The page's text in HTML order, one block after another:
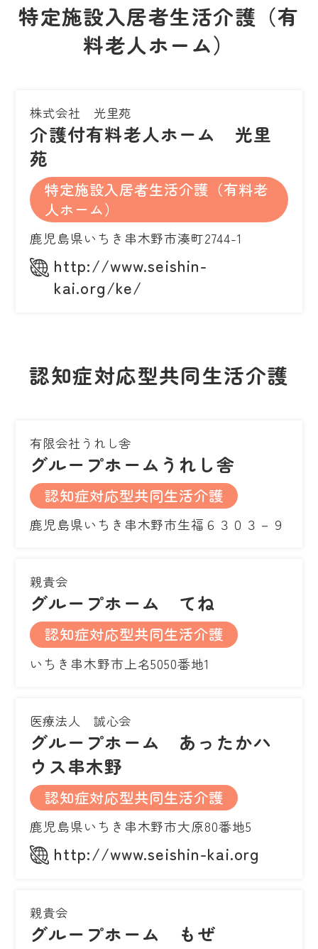
特定施設入居者生活介護（有
料老人ホーム）
株式会社 光里苑
介護付有料老人ホーム 光里
苑
特定施設入居者生活介護（有料老
人ホーム）
鹿児島県いちき串木野市湊町2744-1
http://www.seishin-
kai.org/ke/
認知症対応型共同生活介護
有限会社うれし舎
グループホームうれし舎
認知症対応型共同生活介護
鹿児島県いちき串木野市生福６３０３－９
親貴会
グループホーム てね
認知症対応型共同生活介護
いちき串木野市上名5050番地1
医療法人 誠心会
グループホーム あったかハ
ウス串木野
認知症対応型共同生活介護
鹿児島県いちき串木野市大原80番地5
http://www.seishin-kai.org
親貴会
グループホーム もぜ